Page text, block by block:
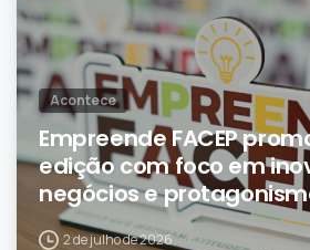
Acontece
Empreende FACEP
edição com foco em
negócios e
2 de julho de 2026